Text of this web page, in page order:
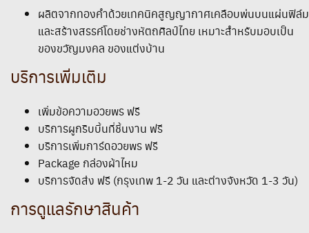
ผลิตจากทองคำด้วยเทคนิคสูญญากาศเคลือบพ่นบนแผ่นฟิล์ม
และสร้างสรรค์โดยช่างหัตถศิลป์ไทย เหมาะสำหรับมอบเป็น
ของขวัญมงคล ของแต่งบ้าน
บริการเพิ่มเติม
เพิ่มข้อความอวยพร ฟรี
บริการผูกริบบิ้นที่ชิ้นงาน ฟรี
บริการเพิ่มการ์ดอวยพร ฟรี
Package กล่องผ้าไหม
บริการจัดส่ง ฟรี (กรุงเทพ 1-2 วัน และต่างจังหวัด 1-3 วัน)
การดูแลรักษาสินค้า